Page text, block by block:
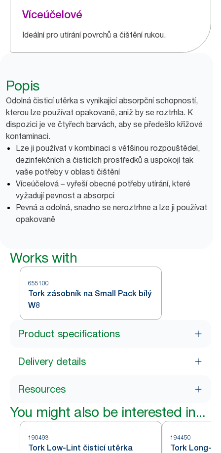
Víceúčelové
Ideální pro utírání povrchů a čištění rukou.
Popis
Odolná čisticí utěrka s vynikající absorpční schopností,
kterou lze používat opakovaně, aniž by se roztrhla. K
dispozici je ve čtyřech barvách, aby se předešlo křížové
kontaminaci.
Lze ji používat v kombinaci s většinou rozpouštědel,
dezinfekčních a čisticích prostředků a uspokojí tak
vaše potřeby v oblasti čištění
Víceúčelová – vyřeší obecné potřeby utírání, které
vyžadují pevnost a absorpci
Pevná a odolná, snadno se neroztrhne a lze ji používat
opakovaně
Works with
655100
Tork zásobník na Small Pack bílý
W8
Product specifications
Delivery details
Resources
You might also be interested in...
190493
Tork Low-Lint čisticí utěrka
194450
Tork Long-